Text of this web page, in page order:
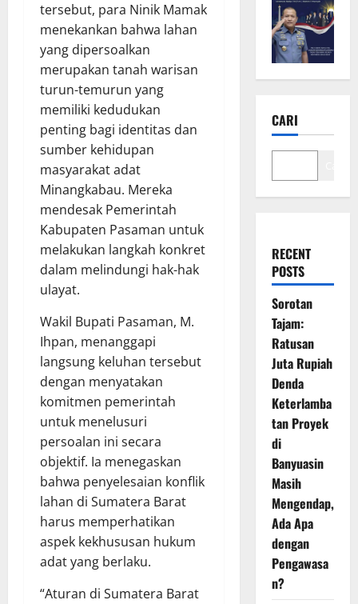
tersebut, para Ninik Mamak
menekankan bahwa lahan
yang dipersoalkan
merupakan tanah warisan
turun-temurun yang
memiliki kedudukan
penting bagi identitas dan
sumber kehidupan
masyarakat adat
Minangkabau. Mereka
mendesak Pemerintah
Kabupaten Pasaman untuk
melakukan langkah konkret
dalam melindungi hak-hak
ulayat.
Wakil Bupati Pasaman, M.
Ihpan, menanggapi
langsung keluhan tersebut
dengan menyatakan
komitmen pemerintah
untuk menelusuri
persoalan ini secara
objektif. Ia menegaskan
bahwa penyelesaian konflik
lahan di Sumatera Barat
harus memperhatikan
aspek kekhususan hukum
adat yang berlaku.
“Aturan di Sumatera Barat
CARI
RECENT
POSTS
Sorotan
Tajam:
Ratusan
Juta Rupiah
Denda
Keterlamba
tan Proyek
di
Banyuasin
Masih
Mengendap,
Ada Apa
dengan
Pengawasa
n?